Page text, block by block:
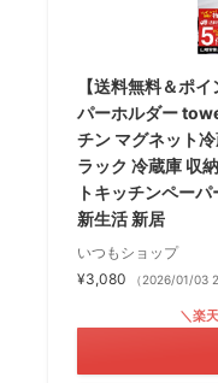
【送料無料＆ポ
パーホルダー
チン マグネット
ラック 冷蔵庫 収
トキッチンペー
新生活 新居
いつもショップ
¥3,080
（2026/01/03
＼楽